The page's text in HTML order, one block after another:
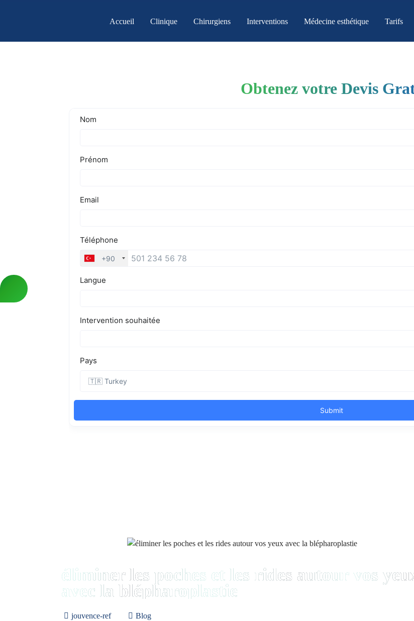
Accueil Clinique Chirurgiens Interventions Médecine esthétique Tarifs
Obtenez votre Devis
éliminer les poches et les rides autour vos
avec la blépharoplastie
jouvence-ref Blog